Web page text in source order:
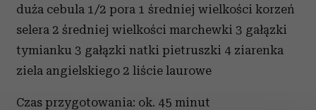
duża cebula 1/2 pora 1 średniej wielkości korzeń
selera 2 średniej wielkości marchewki 3 gałązki
tymianku 3 gałązki natki pietruszki 4 ziarenka
ziela angielskiego 2 liście laurowe
Czas przygotowania: ok. 45 minut